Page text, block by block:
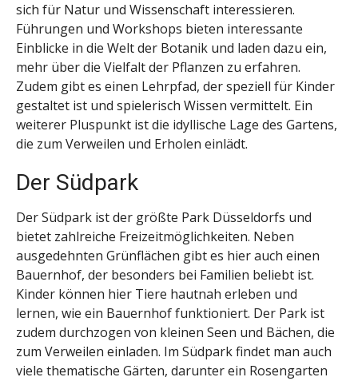
sich für Natur und Wissenschaft interessieren.
Führungen und Workshops bieten interessante
Einblicke in die Welt der Botanik und laden dazu ein,
mehr über die Vielfalt der Pflanzen zu erfahren.
Zudem gibt es einen Lehrpfad, der speziell für Kinder
gestaltet ist und spielerisch Wissen vermittelt. Ein
weiterer Pluspunkt ist die idyllische Lage des Gartens,
die zum Verweilen und Erholen einlädt.
Der Südpark
Der Südpark ist der größte Park Düsseldorfs und
bietet zahlreiche Freizeitmöglichkeiten. Neben
ausgedehnten Grünflächen gibt es hier auch einen
Bauernhof, der besonders bei Familien beliebt ist.
Kinder können hier Tiere hautnah erleben und
lernen, wie ein Bauernhof funktioniert. Der Park ist
zudem durchzogen von kleinen Seen und Bächen, die
zum Verweilen einladen. Im Südpark findet man auch
viele thematische Gärten, darunter ein Rosengarten